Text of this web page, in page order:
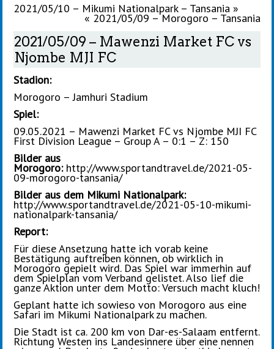
2021/05/10 – Mikumi Nationalpark – Tansania »
« 2021/05/09 – Morogoro – Tansania
2021/05/09 – Mawenzi Market FC vs
Njombe MJI FC
Stadion:
Morogoro – Jamhuri Stadium
Spiel:
09.05.2021 – Mawenzi Market FC vs Njombe MJI FC
First Division League – Group A – 0:1 – Z: 150
Bilder aus
Morogoro: http://www.sportandtravel.de/2021-05-
09-morogoro-tansania/
Bilder aus dem Mikumi Nationalpark:
http://www.sportandtravel.de/2021-05-10-mikumi-
nationalpark-tansania/
Report:
Für diese Ansetzung hatte ich vorab keine
Bestätigung auftreiben können, ob wirklich in
Morogoro gepielt wird. Das Spiel war immerhin auf
dem Spielplan vom Verband gelistet. Also lief die
ganze Aktion unter dem Motto: Versuch macht kluch!
Geplant hatte ich sowieso von Morogoro aus eine
Safari im Mikumi Nationalpark zu machen.
Die Stadt ist ca. 200 km von Dar-es-Salaam entfernt.
Richtung Westen ins Landesinnere über eine nennen